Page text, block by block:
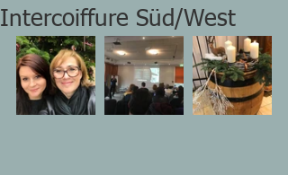
Intercoiffure Süd/West